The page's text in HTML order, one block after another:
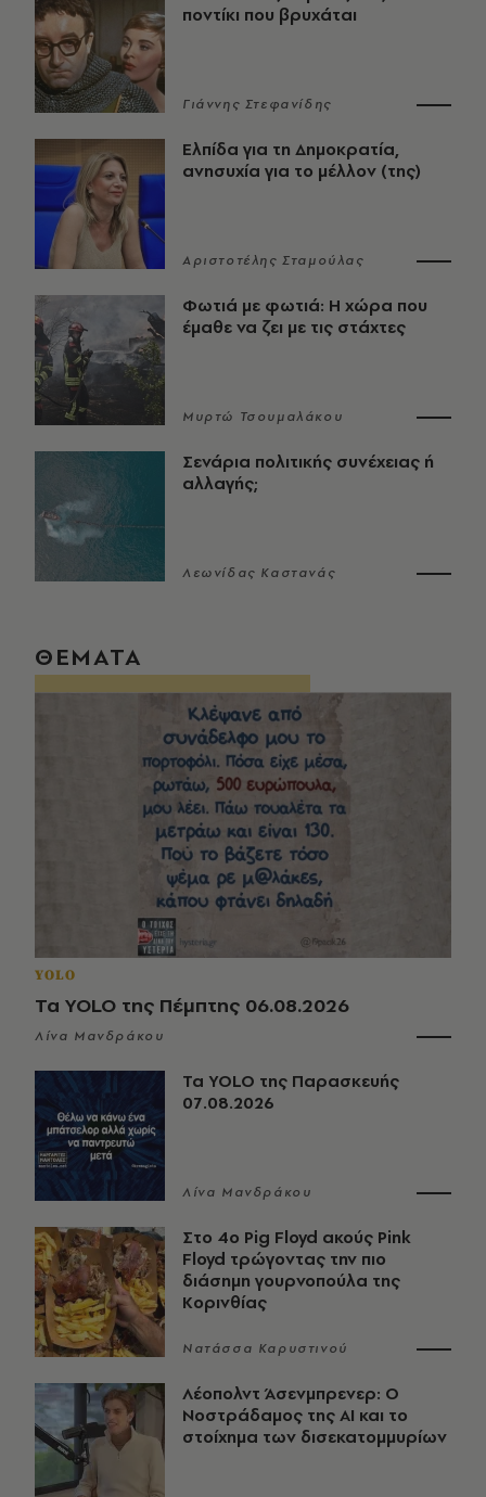
ποντίκι που βρυχάται
Γιάννης Στεφανίδης
Ελπίδα για τη Δημοκρατία,
ανησυχία για το μέλλον (της)
Αριστοτέλης Σταμούλας
Φωτιά με φωτιά: Η χώρα που
έμαθε να ζει με τις στάχτες
Μυρτώ Τσουμαλάκου
Σενάρια πολιτικής συνέχειας ή
αλλαγής;
Λεωνίδας Καστανάς
ΘΕΜΑΤΑ
YOLO
Τα YOLO της Πέμπτης 06.08.2026
Λίνα Μανδράκου
Τα YOLO της Παρασκευής
07.08.2026
Λίνα Μανδράκου
Στο 4ο Pig Floyd ακούς Pink
Floyd τρώγοντας την πιο
διάσημη γουρνοπούλα της
Κορινθίας
Νατάσσα Καρυστινού
Λέοπολντ Άσενμπρενερ: Ο
Νοστράδαμος της AI και το
στοίχημα των δισεκατομμυρίων